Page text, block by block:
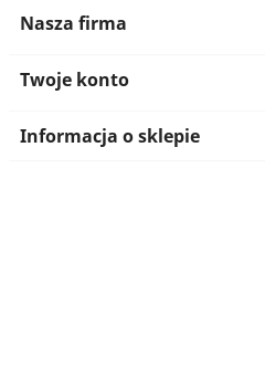
Nasza firma
Twoje konto
Informacja o sklepie